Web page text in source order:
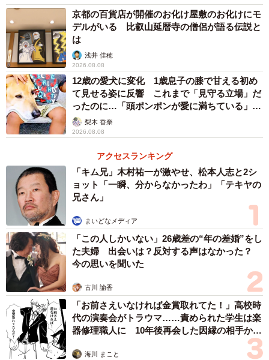
京都の百貨店が開催のお化け屋敷のお化けにモ
デルがいる 比叡山延暦寺の僧侶が語る伝説と
は
浅井 佳穂
2026.08.08
12歳の愛犬に変化 1歳息子の膝で甘える初め
て見せる姿に反響 これまで「見守る立場」だ
ったのに…「頭ポンポンが愛に満ちている」
「尊…」
梨木 香奈
2026.08.08
アクセスランキング
「キム兄」木村祐一が激やせ、松本人志と2シ
ョット「一瞬、分からなかったわ」「テキヤの
兄さん」
まいどなメディア
「この人しかいない」26歳差の“年の差婚”をし
た夫婦 出会いは？反対する声はなかった？
今の思いを聞いた
古川 諭香
「お前さえいなければ金賞取れてた！」高校時
代の演奏会がトラウマ……責められた学生は楽
器修理職人に 10年後再会した因縁の相手から
海川 まこと